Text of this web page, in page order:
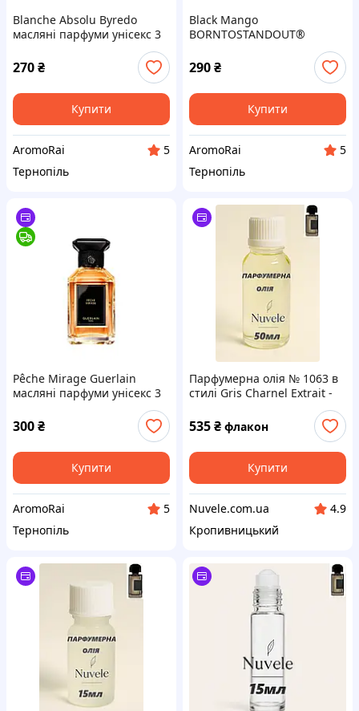
Blanche Absolu Byredo
масляні парфуми унісекс 3
мл Бланше Байредо Абсолю
парфумерна олія
270₴
Купити
AromoRai
5
Тернопіль
Black Mango
BORNTOSTANDOUT®
масляні парфуми 3 мл Блек
Манго парфумерна олія
290₴
Купити
AromoRai
5
Тернопіль
Pêche Mirage Guerlain
масляні парфуми унісекс 3
парфумерна олія
300₴
Купити
AromoRai
5
Тернопіль
Парфумерна олія № 1063 в
стилі Gris Charnel Extrait -
535₴ флакон
Купити
Nuvele.com.ua
4.9
Кропивницький